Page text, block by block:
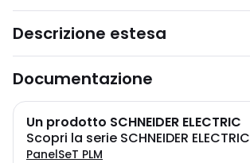
Descrizione estesa
Documentazione
Un prodotto SCHNEIDER ELECTRIC
Scopri la serie SCHNEIDER ELECTRIC
PanelSeT PLM